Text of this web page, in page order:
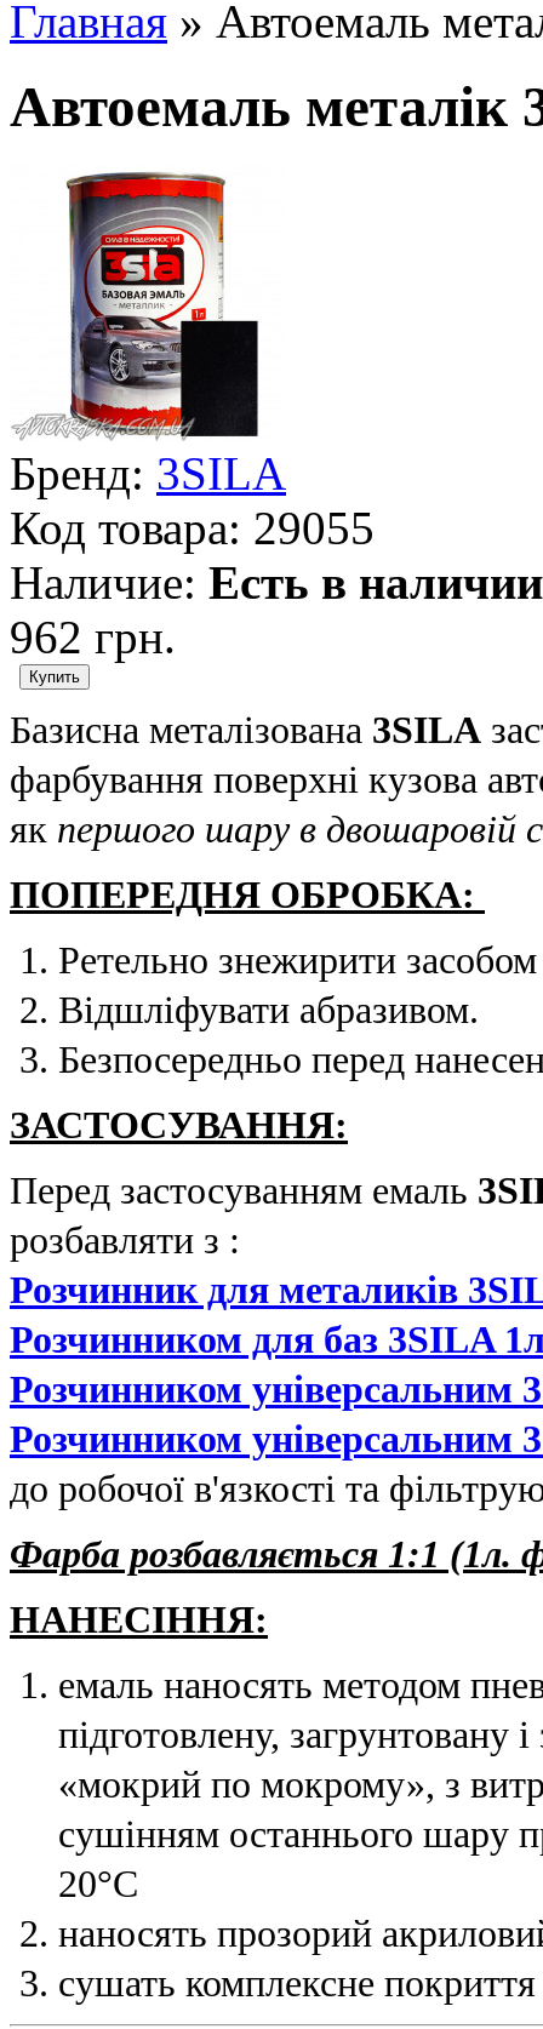
Главная » Автоемаль
Автоемаль металік
Бренд: 3SILA
Код товара: 29055
Наличие: Есть в наличии
962 грн.
Базисна металізована 3SILA
фарбування поверхні кузова
як першого шару в двошаровій
ПОПЕРЕДНЯ ОБРОБКА:
Ретельно знежирити
Відшліфувати абразивом.
Безпосередньо перед
ЗАСТОСУВАННЯ:
Перед застосуванням емаль
розбавляти з :
Розчинник для металиків
Розчинником для баз 3SILA
Розчинником універсальним
Розчинником універсальним
до робочої в'язкості та
Фарба розбавляється 1:1 (1л.
НАНЕСІННЯ:
емаль наносять методом
підготовлену,
«мокрий по мокрому», з
сушінням останнього шару
20°С
наносять прозорий
сушать комплексне